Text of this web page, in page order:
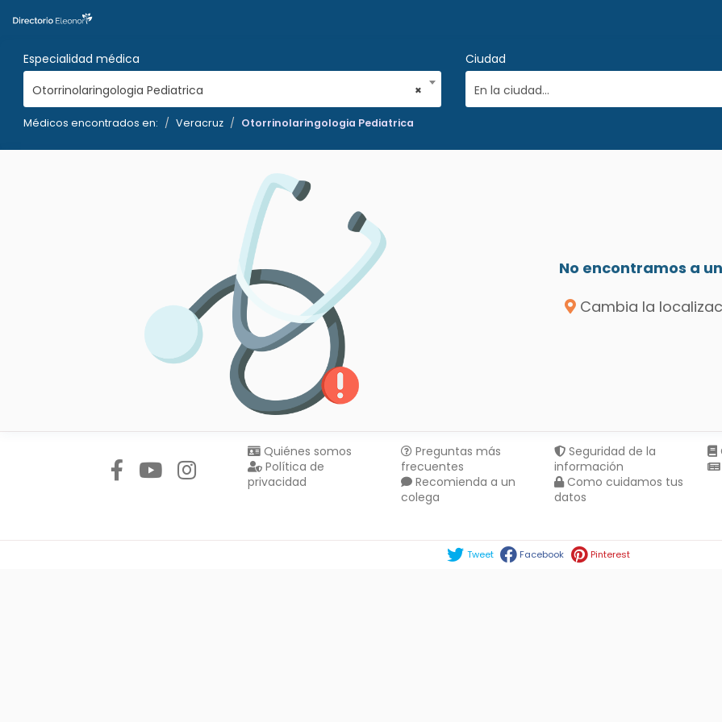
Especialidad médica
×
Otorrinolaringologia Pediatrica
Ciudad
En la ciudad...
Médicos encontrados en: Veracruz Otorrinolaringologia Pediatrica
No encontramos a
Cambia la
Quiénes somos
Política de
privacidad
Preguntas más
frecuentes
Recomienda a un
colega
Seguridad de la
información
Como cuidamos tus
datos
Tweet Facebook Pinterest